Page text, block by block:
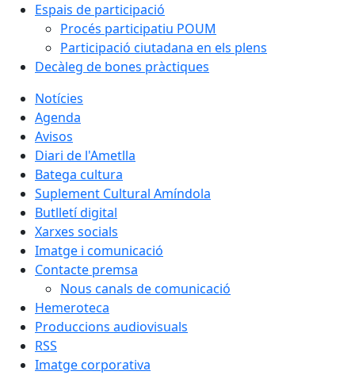
Espais de participació
Procés participatiu POUM
Participació ciutadana en els plens
Decàleg de bones pràctiques
Notícies
Agenda
Avisos
Diari de l'Ametlla
Batega cultura
Suplement Cultural Amíndola
Butlletí digital
Xarxes socials
Imatge i comunicació
Contacte premsa
Nous canals de comunicació
Hemeroteca
Produccions audiovisuals
RSS
Imatge corporativa